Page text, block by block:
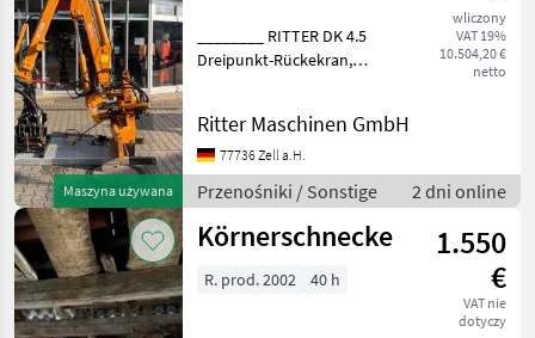
Maszyna używana
wliczony
VAT 19%
10.504,20 €
netto
________ RITTER DK 4.5
Dreipunkt-Rückekran,
11/2011 Rotator 45 kN
Holzgreifer B1600
Rückeschild 1, 5 m
Steuerblock mit 1 Joystick
Ritter Maschinen GmbH
77736 Zell a.H.
Przenośniki / Sonstige 2 dni online
Körnerschnecke
1.550
€
VAT nie
dotyczy
R. prod. 2002 40 h